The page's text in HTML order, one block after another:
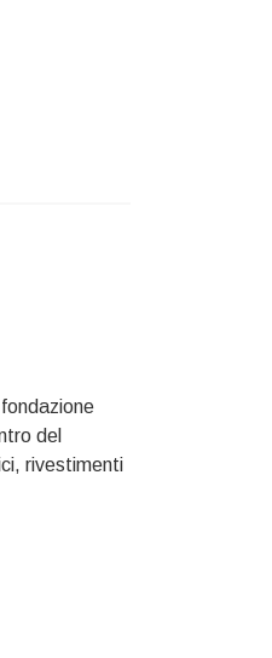
del
rivestimenti